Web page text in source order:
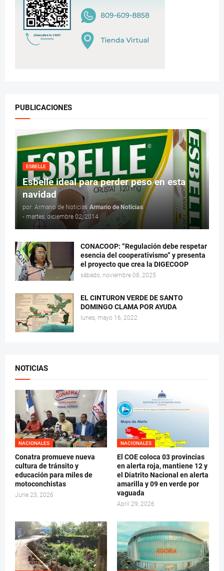
PUBLICACIONES
ESBELLE
Esbelle ideal para perder peso en esta
navidad
por: Armario de Noticias Armario de Noticias
- martes, diciembre 02, 2014
CONACOOP: “Regulación debe respetar
esencia del cooperativismo” y presenta
el proyecto que crea la DIGECOOP
sábado, noviembre 08, 2025
EL CINTURON VERDE DE SANTO
DOMINGO CLAMA POR AYUDA
lunes, mayo 16, 2022
NOTICIAS
NACIONALES
Conatra promueve nueva
cultura de tránsito y
educación para miles de
motoconchistas
June 23, 2026
NACIONALES
El COE coloca 03 provincias
en alerta roja, mantiene 12 y
el Diatrito Nacional en alerta
amarilla y 09 en verde por
vaguada
April 29, 2026